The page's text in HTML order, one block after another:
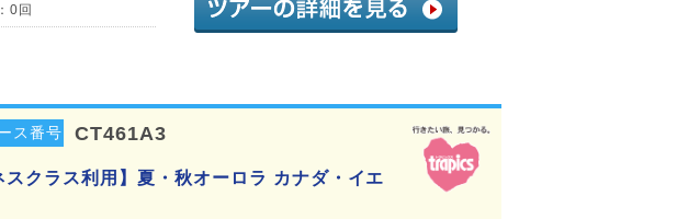
0回
ス番号 CT461A3
クラス利用】夏・秋オーロラ カナダ・イエ